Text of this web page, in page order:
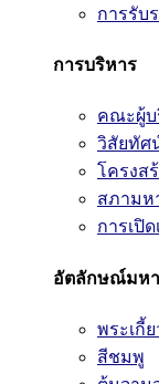
การรับ
การบริหาร
คณะผู้บ
วิสัยทัศ
โครงส
สภามห
การเปิ
อัตลักษณ์มห
พระเกี้ย
สีชมพู